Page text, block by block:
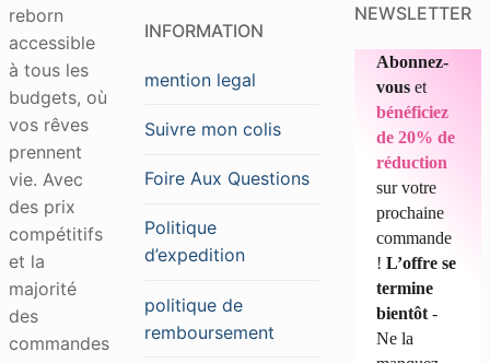
reborn
accessible
à tous les
budgets, où
vos rêves
prennent
vie. Avec
des prix
compétitifs
et la
majorité
des
commandes
INFORMATION
mention legal
Suivre mon colis
Foire Aux Questions
Politique
d’expedition
politique de
remboursement
NEWSLETTER
Abonnez-
vous et
bénéficiez
de 20% de
réduction
sur votre
prochaine
commande
! L’offre se
termine
bientôt -
Ne la